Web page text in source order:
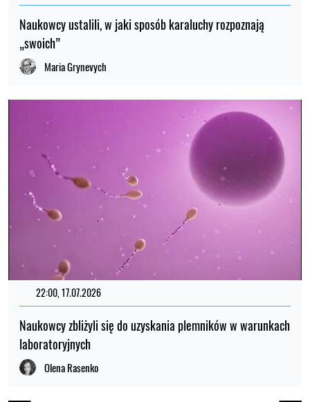
Naukowcy ustalili, w jaki sposób karaluchy rozpoznają
„swoich”
Maria Grynevych
22:00, 17.07.2026
Naukowcy zbliżyli się do uzyskania plemników w warunkach
laboratoryjnych
Olena Rasenko